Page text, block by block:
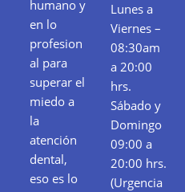
humano y
en lo
profesion
al para
superar el
miedo a
la
atención
dental,
eso es lo
Lunes a
Viernes –
08:30am
a 20:00
hrs.
Sábado y
Domingo
09:00 a
20:00 hrs.
(Urgencia